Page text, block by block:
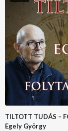
TILTOTT TUDÁS –
Egely György